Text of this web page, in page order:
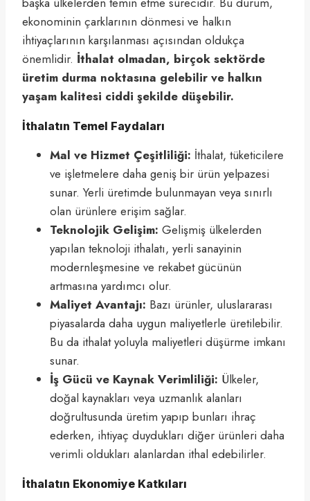
ekonominin çarklarının dönmesi ve halkın
ihtiyaçlarının karşılanması açısından oldukça
önemlidir. İthalat olmadan, birçok sektörde
üretim durma noktasına gelebilir ve halkın
yaşam kalitesi ciddi şekilde düşebilir.
İthalatın Temel Faydaları
Mal ve Hizmet Çeşitliliği: İthalat, tüketicilere
ve işletmelere daha geniş bir ürün yelpazesi
sunar. Yerli üretimde bulunmayan veya sınırlı
olan ürünlere erişim sağlar.
Teknolojik Gelişim: Gelişmiş ülkelerden
yapılan teknoloji ithalatı, yerli sanayinin
modernleşmesine ve rekabet gücünün
artmasına yardımcı olur.
Maliyet Avantajı: Bazı ürünler, uluslararası
piyasalarda daha uygun maliyetlerle üretilebilir.
Bu da ithalat yoluyla maliyetleri düşürme imkanı
sunar.
İş Gücü ve Kaynak Verimliliği: Ülkeler,
doğal kaynakları veya uzmanlık alanları
doğrultusunda üretim yapıp bunları ihraç
ederken, ihtiyaç duydukları diğer ürünleri daha
verimli oldukları alanlardan ithal edebilirler.
İthalatın Ekonomiye Katkıları